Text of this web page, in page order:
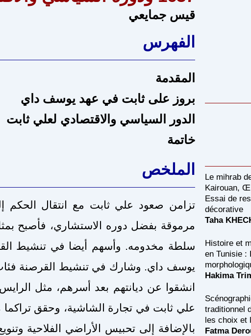
قيس جمايعي
الفهرس
المقدمة
بروز على ثابت في عهد يوسف داي
الدور السياسي والاقتصادي لعلي ثابت
خاتمة
الملخص
مرموقة بفضل دوره الاستشاري، فأصبح
سلطة مخدومه. وأسهم أيضا في تنشيط
يوسف داي. وشارك في تنشيط القرصنة فئات
انشقوا عن ديانتهم بعد أسرهم، مثل
علي ثابت في تجارة الشاشية، وحقق تراكما
بالإضافة إلى تحبيس الأراضي الفلاحية
Le mihrab
Kairouan,
Essai de
décorative
Taha
Histoire et
en Tunisie :
Hakima
traditionnel
les choix et
Fatma